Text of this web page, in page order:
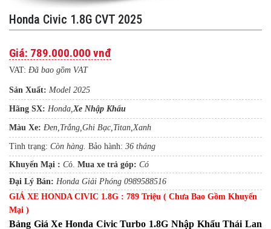
Honda Civic 1.8G CVT 2025
Giá: 789.000.000 vnđ
VAT: Đã bao gồm VAT
Sản Xuất: Model 2025
Hãng SX: Honda,Xe Nhập Khẩu
Màu Xe: Đen,Trắng,Ghi Bạc,Titan,Xanh
Tình trạng: Còn hàng. Bảo hành: 36 tháng
Khuyến Mại : Có. Mua xe trả góp: Có
Đại Lý Bán: Honda Giải Phóng 0989588516
GIÁ XE HONDA CIVIC 1.8G : 789 Triệu ( Chưa Bao Gồm Khuyến
Mại )
Bảng Giá Xe Honda Civic Turbo 1.8G Nhập Khẩu Thái Lan